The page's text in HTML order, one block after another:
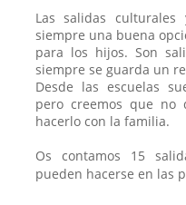
Las salidas
siempre una buena
para los hijos. Son
siempre se guarda un
Desde las escuelas
pero creemos que
hacerlo con la familia.
Os contamos 15
pueden hacerse en las